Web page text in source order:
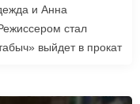
и Анна
стал
выйдет в прокат